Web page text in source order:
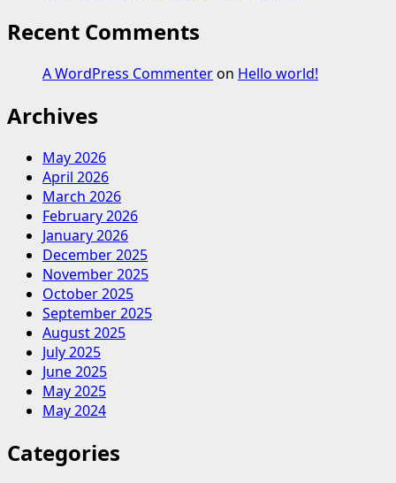
Recent Comments
A WordPress Commenteron Hello world!
Archives
May 2026
April 2026
March 2026
February 2026
January 2026
December 2025
November 2025
October 2025
September 2025
August 2025
July 2025
June 2025
May 2025
May 2024
Categories